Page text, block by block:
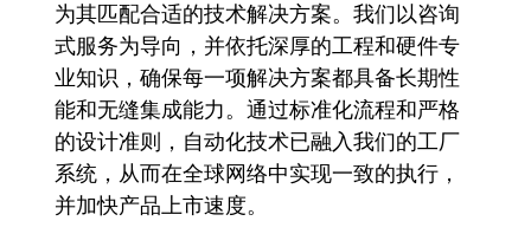
为其匹配合适的技术解决方案。我们以咨询
式服务为导向，并依托深厚的工程和硬件专
业知识，确保每一项解决方案都具备长期性
能和无缝集成能力。通过标准化流程和严格
的设计准则，自动化技术已融入我们的工厂
系统，从而在全球网络中实现一致的执行，
并加快产品上市速度。